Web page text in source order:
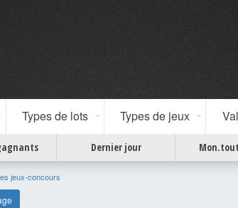
Types de lots Types de jeux
Dernier jour
jeux-concours